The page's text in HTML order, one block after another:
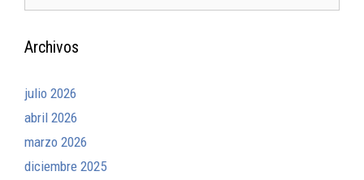
Archivos
julio 2026
abril 2026
marzo 2026
diciembre 2025